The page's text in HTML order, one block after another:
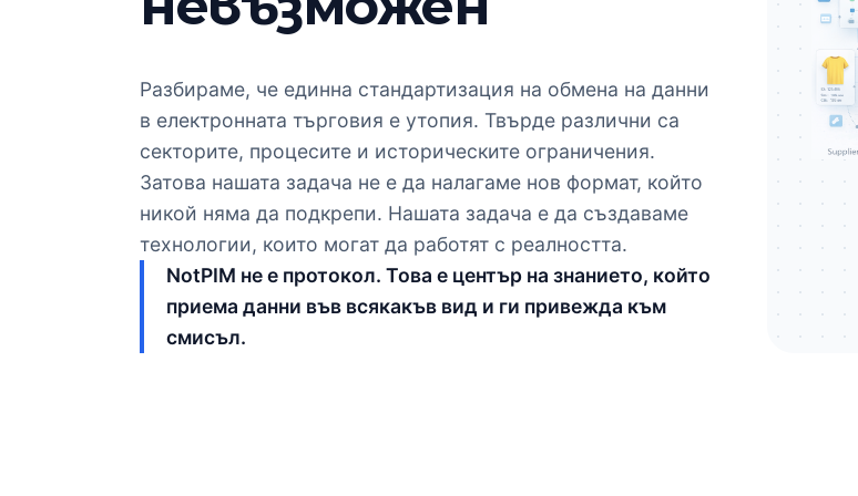
Разбираме, че единна стандартизация на обмена на данни
в електронната търговия е утопия. Твърде различни са
секторите, процесите и историческите ограничения.
Затова нашата задача не е да налагаме нов формат, който
никой няма да подкрепи. Нашата задача е да създаваме
технологии, които могат да работят с реалността.
NotPIM не е протокол. Това е център на знанието, който
приема данни във всякакъв вид и ги привежда към
смисъл.